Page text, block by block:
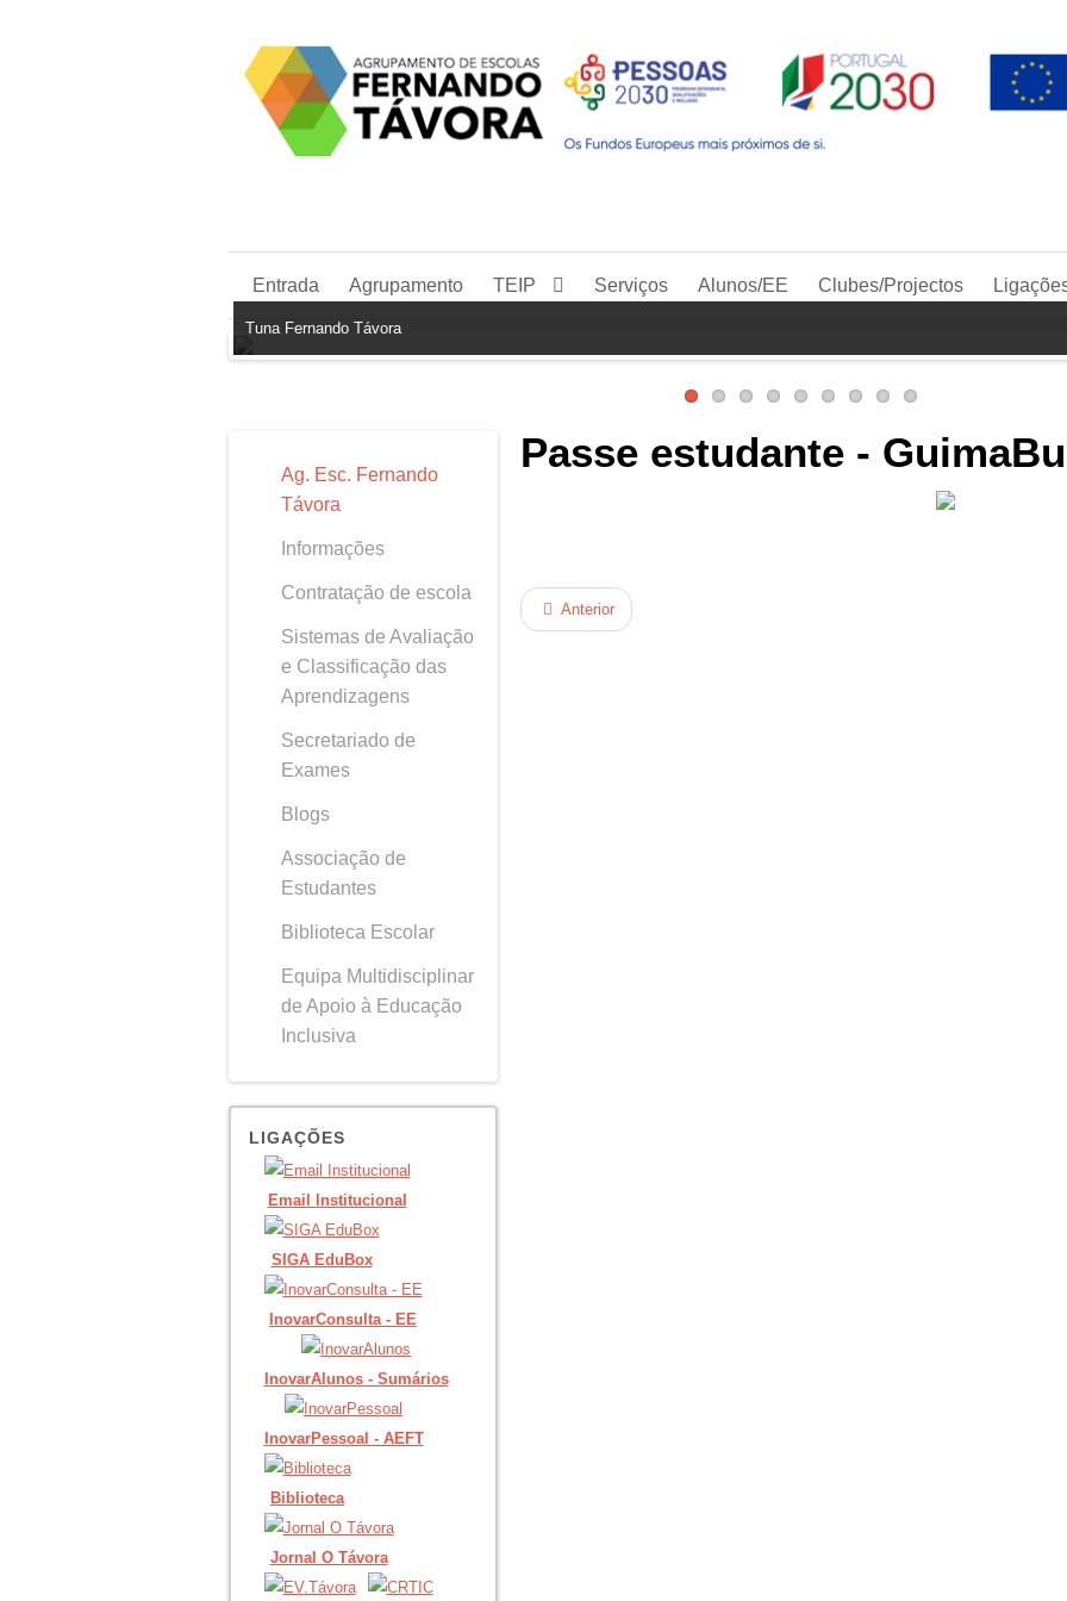
Entrada Agrupamento TEIP Serviços Alunos/EE Clubes/Projectos
Tuna Fernando Távora
Ag. Esc. Fernando
Távora
Informações
Contratação de escola
Sistemas de Avaliação
e Classificação das
Aprendizagens
Secretariado de
Exames
Blogs
Associação de
Estudantes
Biblioteca Escolar
Equipa Multidisciplinar
de Apoio à Educação
Inclusiva
LIGAÇÕES
Email Institucional
SIGA EduBox
InovarConsulta - EE
InovarAlunos - Sumários
InovarPessoal - AEFT
Biblioteca
Jornal O Távora
Passe estudante -
Anterior